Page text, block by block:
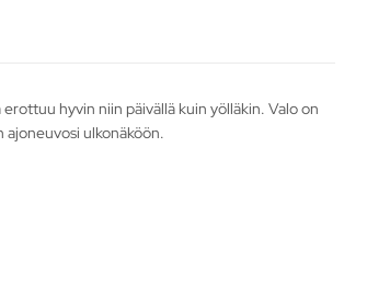
hyvin niin päivällä kuin yölläkin. Valo on
ulkonäköön.